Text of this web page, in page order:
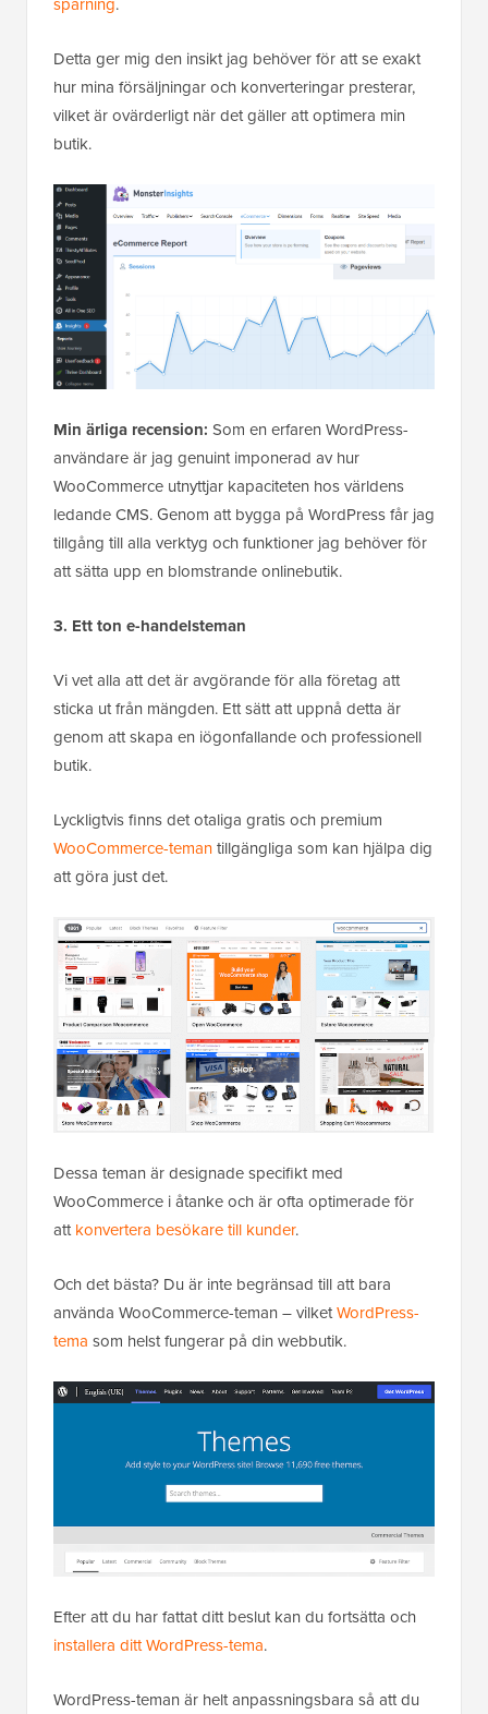
Detta ger mig den insikt jag behöver för att se exakt
hur mina försäljningar och konverteringar presterar,
vilket är ovärderligt när det gäller att optimera min
butik.
Min ärliga recension: Som en erfaren WordPress-
användare är jag genuint imponerad av hur
WooCommerce utnyttjar kapaciteten hos världens
ledande CMS. Genom att bygga på WordPress får jag
tillgång till alla verktyg och funktioner jag behöver för
att sätta upp en blomstrande onlinebutik.
3. Ett ton e-handelsteman
Vi vet alla att det är avgörande för alla företag att
sticka ut från mängden. Ett sätt att uppnå detta är
genom att skapa en iögonfallande och professionell
butik.
Lyckligtvis finns det otaliga gratis och premium
WooCommerce-temantillgängliga som kan hjälpa dig
att göra just det.
Dessa teman är designade specifikt med
WooCommerce i åtanke och är ofta optimerade för
attkonvertera besökare till kunder.
Och det bästa? Du är inte begränsad till att bara
använda WooCommerce-teman – vilketWordPress-
tema som helst fungerar på din webbutik.
Efter att du har fattat ditt beslut kan du fortsätta och
installera ditt WordPress-tema.
WordPress-teman är helt anpassningsbara så att du